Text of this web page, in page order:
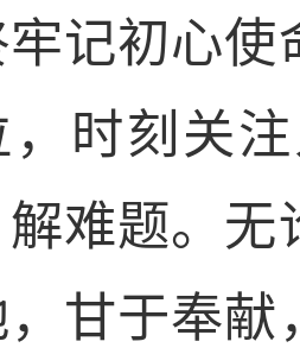
记初心
，时刻关
难题。
，甘于奉